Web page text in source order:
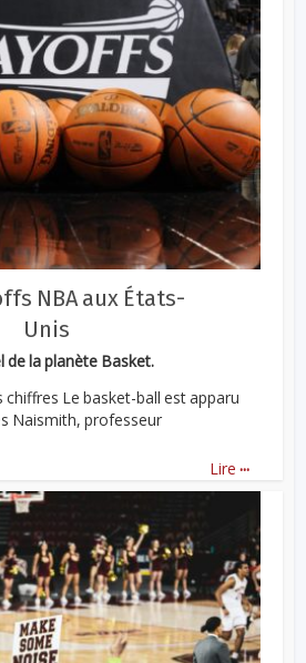
NBA aux États-
Unis
de la planète Basket.
chiffres Le basket-ball est apparu
Naismith, professeur
Lire ...